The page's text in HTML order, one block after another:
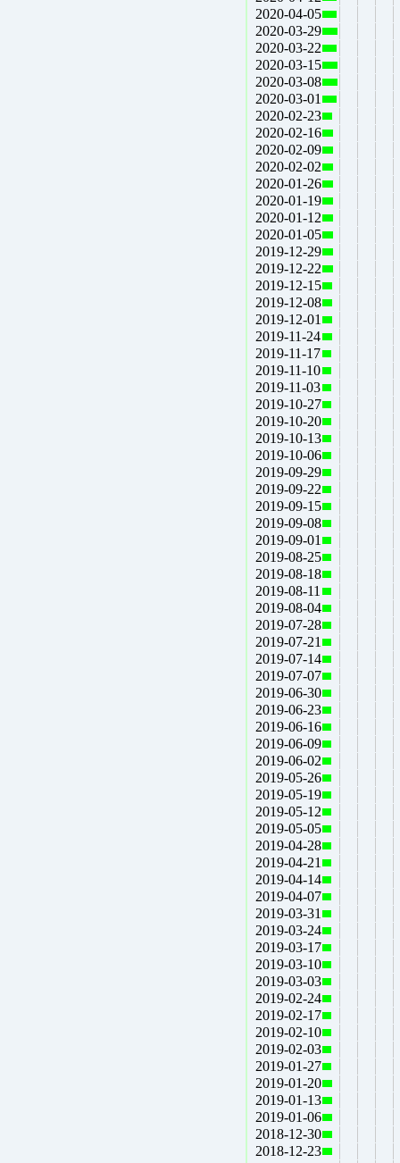
2020-04-05
2020-03-29
2020-03-22
2020-03-15
2020-03-08
2020-03-01
2020-02-23
2020-02-16
2020-02-09
2020-02-02
2020-01-26
2020-01-19
2020-01-12
2020-01-05
2019-12-29
2019-12-22
2019-12-15
2019-12-08
2019-12-01
2019-11-24
2019-11-17
2019-11-10
2019-11-03
2019-10-27
2019-10-20
2019-10-13
2019-10-06
2019-09-29
2019-09-22
2019-09-15
2019-09-08
2019-09-01
2019-08-25
2019-08-18
2019-08-11
2019-08-04
2019-07-28
2019-07-21
2019-07-14
2019-07-07
2019-06-30
2019-06-23
2019-06-16
2019-06-09
2019-06-02
2019-05-26
2019-05-19
2019-05-12
2019-05-05
2019-04-28
2019-04-21
2019-04-14
2019-04-07
2019-03-31
2019-03-24
2019-03-17
2019-03-10
2019-03-03
2019-02-24
2019-02-17
2019-02-10
2019-02-03
2019-01-27
2019-01-20
2019-01-13
2019-01-06
2018-12-30
2018-12-23